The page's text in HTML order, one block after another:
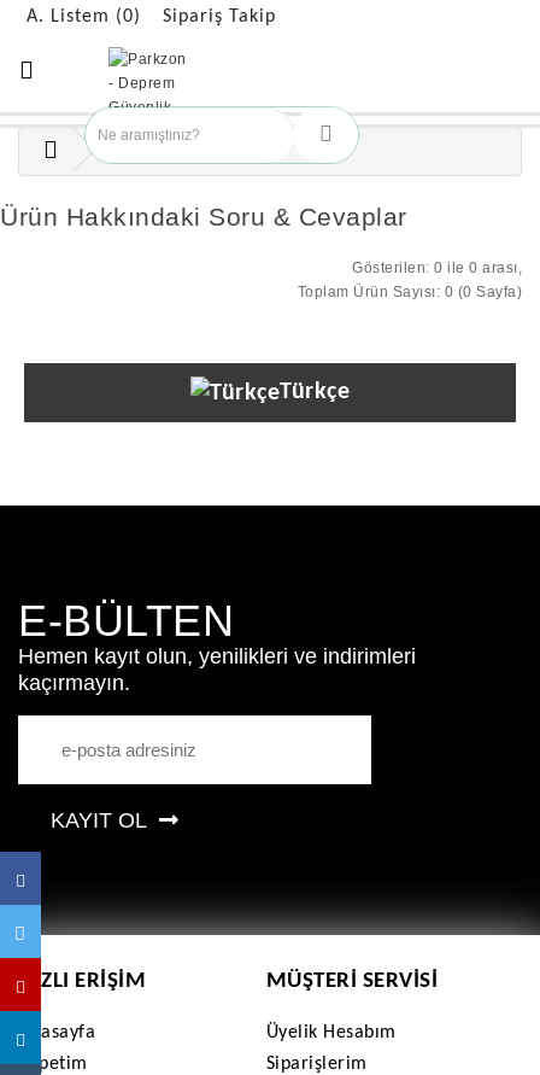
A. Listem (0) Sipariş Takip
Ürün Hakkındaki Soru & Cevaplar
Gösterilen: 0 ile 0 arası,
Toplam Ürün Sayısı: 0 (0 Sayfa)
Türkçe
E-BÜLTEN
Hemen kayıt olun, yenilikleri ve indirimleri
kaçırmayın.
KAYIT OL
HIZLI ERIŞIM
Anasayfa
Sepetim
MÜŞTERI SERVISI
Üyelik Hesabım
Siparişlerim